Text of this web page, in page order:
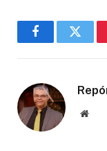
Facebook